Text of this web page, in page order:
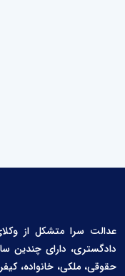
عدالت سرا متشکل از
دادگستری، دارای چندین
حقوقی، ملکی، خانواده،